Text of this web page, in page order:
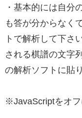
・基本的には自分
も答が分からなく
トで解析して下さい
される棋譜の文字
の解析ソフトに貼
※JavaScriptをオフ